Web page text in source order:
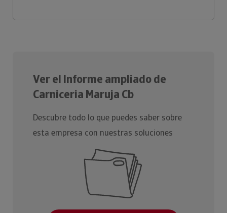
Ver el Informe ampliado de
Carniceria Maruja Cb
Descubre todo lo que puedes saber sobre
esta empresa con nuestras soluciones